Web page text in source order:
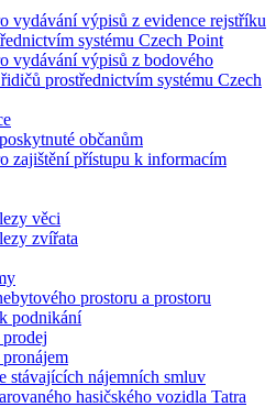
vydávání výpisů z evidence rejstříku
systému Czech Point
vydávání výpisů z bodového
prostřednictvím systému Czech
občanům
zajištění přístupu k informacím
věci
zvířata
prostoru a prostoru
podnikání
stávajících nájemních smluv
hasičského vozidla Tatra